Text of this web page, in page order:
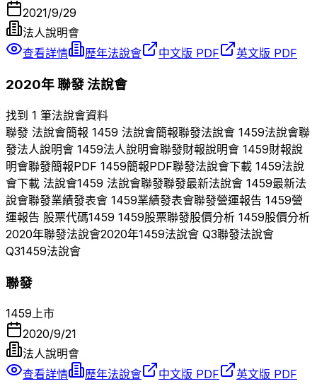
2021/9/29
法人說明會
查看詳情
歷年法說會 中文版 PDF 英文版 PDF
2020年聯發法說會
找到 1 筆法說會資料
聯發 法說會簡報 1459 法說會簡報聯發法說會 1459法說會聯
發法人說明會 1459法人說明會聯發財報說明會 1459財報說
明會聯發簡報PDF 1459簡報PDF聯發法說會下載 1459法說
會下載 法說會1459 法說會聯發聯發最新法說會 1459最新法
說會聯發業績發表會 1459業績發表會聯發營運報告 1459營
運報告 股票代碼1459 1459股票聯發股價分析 1459股價分析
2020年聯發法說會2020年1459法說會 Q3聯發法說會
Q31459法說會
聯發
1459上市
2020/9/21
法人說明會
查看詳情
歷年法說會 中文版 PDF 英文版 PDF